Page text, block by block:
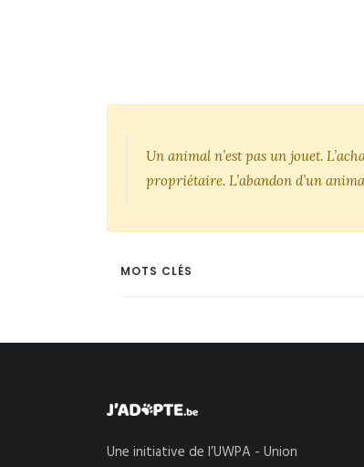
Un animal n’est pas un jouet.
propriétaire. L’abandon d’un
MOTS CLÉS
Une initiative de l’UWPA - Union